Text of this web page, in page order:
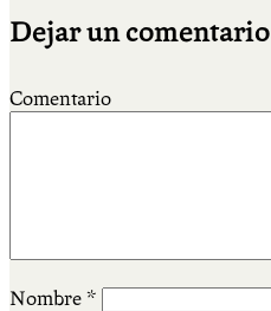
Dejar un comentario
Comentario
Nombre *